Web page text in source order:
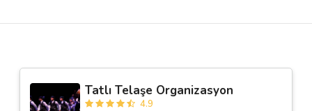
Tatlı Telaşe Organizasyon
4.9